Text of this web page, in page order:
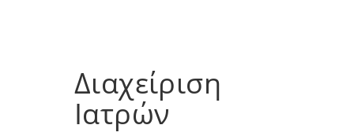
Διαχείριση
Ιατρών